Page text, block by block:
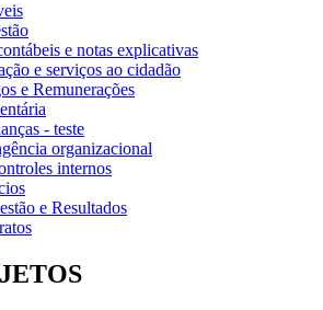
e notas explicativas
e serviços ao cidadão
e Remunerações
- teste
organizacional
internos
e Resultados